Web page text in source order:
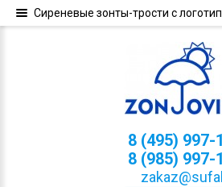
8 (495) 997-
8 (985) 997-
Сиреневые зонты-трости с